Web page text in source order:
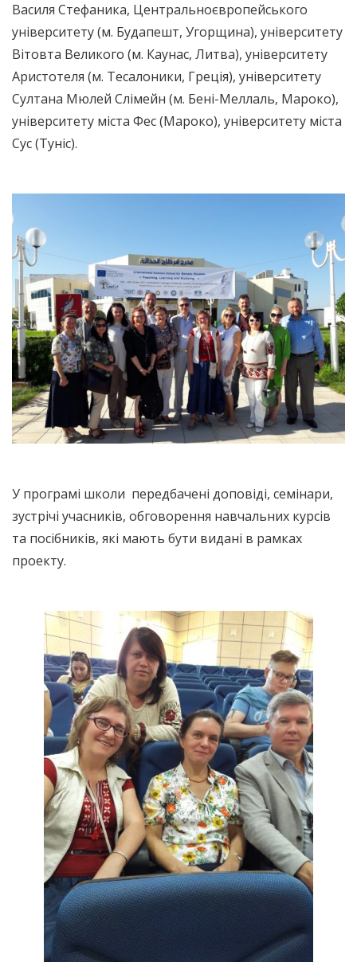
Василя Стефаника, Центральноєвропейського
університету (м. Будапешт, Угорщина), університету
Вітовта Великого (м. Каунас, Литва), університету
Аристотеля (м. Тесалоники, Греція), університету
Султана Мюлей Слімейн (м. Бені-Меллаль, Мароко),
університету міста Фес (Мароко), університету міста
Сус (Туніс).
У програмі школи передбачені доповіді, семінари,
зустрічі учасників, обговорення навчальних курсів
та посібників, які мають бути видані в рамках
проекту.